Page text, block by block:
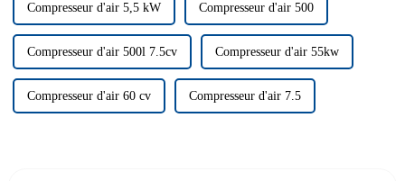
Compresseur d'air 5,5 kW Compresseur d'air 500
Compresseur d'air 500l 7.5cv Compresseur d'air 55kw
Compresseur d'air 60 cv Compresseur d'air 7.5